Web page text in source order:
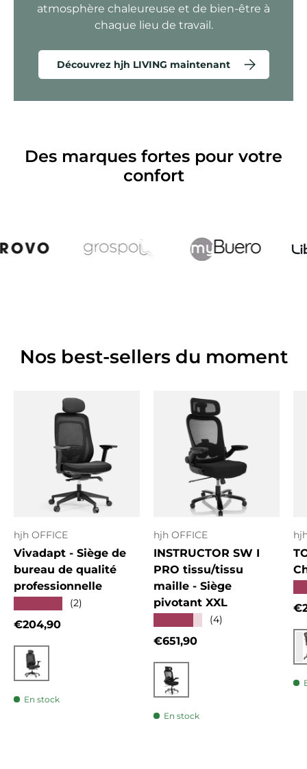
atmosphère chaleureuse et de bien-être à
chaque lieu de travail.
Découvrez hjh LIVING maintenant
Des marques fortes pour votre
confort
Nos best-sellers du moment
hjh OFFICE
Vivadapt - Siège de
bureau de qualité
professionnelle
(2)
Prix habituel
€204,90
Noir
En stock
hjh OFFICE
INSTRUCTOR SW I
PRO tissu/tissu
maille - Siège
pivotant XXL
(4)
Prix habituel
€651,90
Noir
En stock